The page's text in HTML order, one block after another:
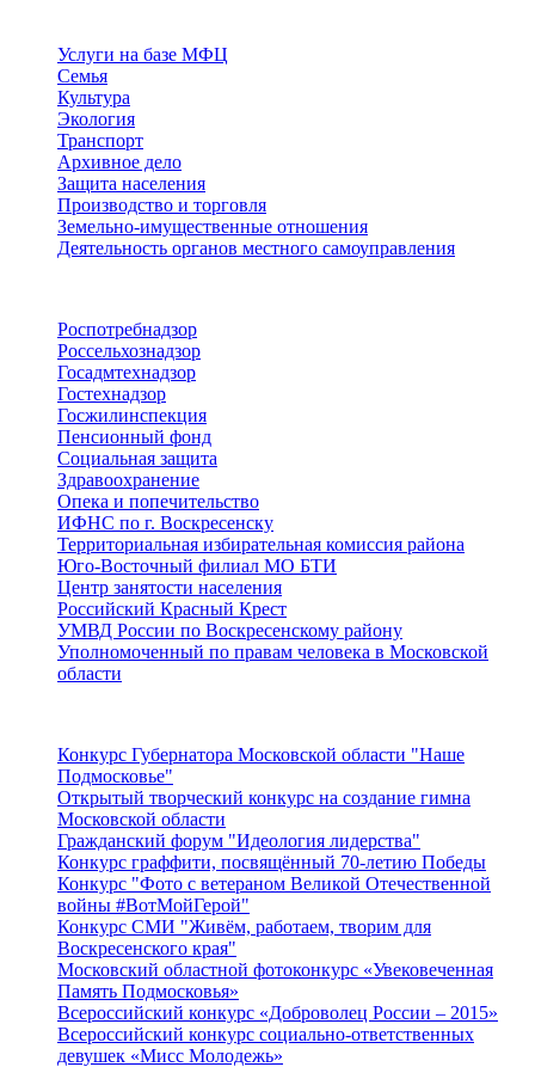
Услуги на базе МФЦ
Семья
Культура
Экология
Транспорт
Архивное дело
Защита населения
Производство и торговля
Земельно-имущественные отношения
Деятельность органов местного самоуправления
Роспотребнадзор
Россельхознадзор
Госадмтехнадзор
Гостехнадзор
Госжилинспекция
Пенсионный фонд
Социальная защита
Здравоохранение
Опека и попечительство
ИФНС по г. Воскресенску
Территориальная избирательная комиссия района
Юго-Восточный филиал МО БТИ
Центр занятости населения
Российский Красный Крест
УМВД России по Воскресенскому району
Уполномоченный по правам человека в Московской
области
Конкурс Губернатора Московской области "Наше
Подмосковье"
Открытый творческий конкурс на создание гимна
Московской области
Гражданский форум "Идеология лидерства"
Конкурс граффити, посвящённый 70-летию Победы
Конкурс "Фото с ветераном Великой Отечественной
войны #ВотМойГерой"
Конкурс СМИ "Живём, работаем, творим для
Воскресенского края"
Московский областной фотоконкурс «Увековеченная
Память Подмосковья»
Всероссийский конкурс «Доброволец России – 2015»
Всероссийский конкурс социально-ответственных
девушек «Мисс Молодежь»